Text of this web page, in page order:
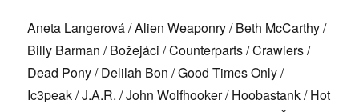
Aneta Langerová / Alien Weaponry / Beth McCarthy /
Billy Barman / Božejáci / Counterparts / Crawlers /
Dead Pony / Delilah Bon / Good Times Only /
Ic3peak / J.A.R. / John Wolfhooker / Hoobastank / Hot